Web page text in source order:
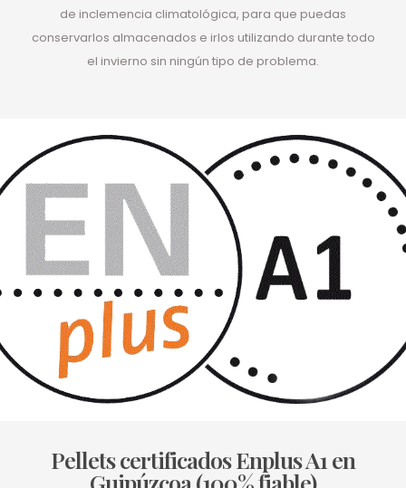
de inclemencia climatológica, para que puedas
conservarlos almacenados e irlos utilizando durante todo
el invierno sin ningún tipo de problema.
Pellets certificados Enplus A1 en